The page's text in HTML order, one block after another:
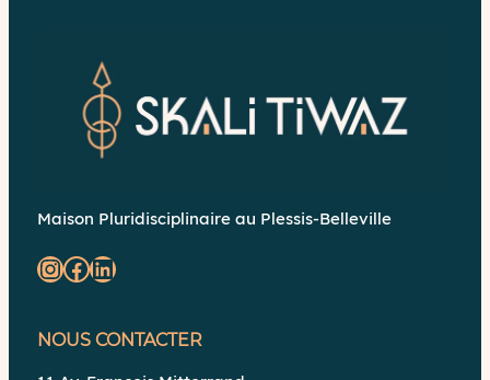
Maison Pluridisciplinaire au Plessis-Belleville
NOUS CONTACTER